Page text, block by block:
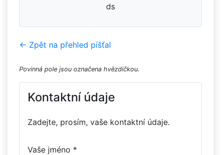
ds
← Zpět na přehled píšťal
Povinná pole jsou označena hvězdičkou.
Kontaktní údaje
Zadejte, prosím, vaše kontaktní údaje.
Vaše jméno *